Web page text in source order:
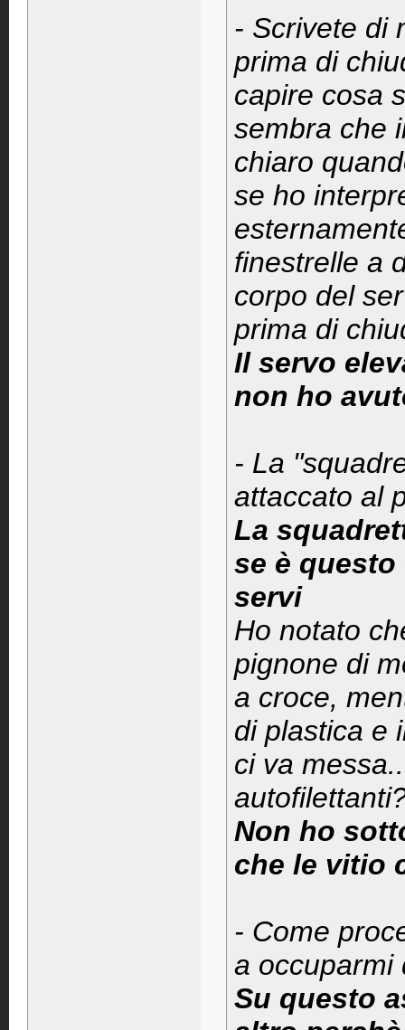
- Scrivete di
prima di
capire cosa
sembra che
chiaro
se ho
finestrelle a
corpo del
prima di
Il servo
non ho
- La
attaccato al
La
se è
servi
Ho notato
pignone di
a croce,
di plastica e
ci va
Non ho
che le vitio
- Come
a occuparmi
Su questo